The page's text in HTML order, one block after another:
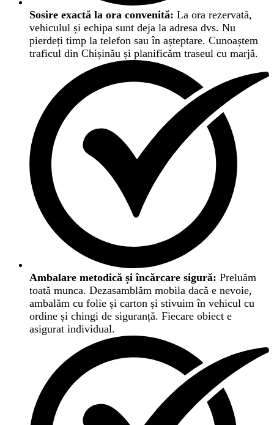
Sosire exactă la ora convenită: La ora rezervată,
vehiculul și echipa sunt deja la adresa dvs. Nu
pierdeți timp la telefon sau în așteptare. Cunoaștem
traficul din Chișinău și planificăm traseul cu marjă.
Ambalare metodică și încărcare sigură: Preluăm
toată munca. Dezasamblăm mobila dacă e nevoie,
ambalăm cu folie și carton și stivuim în vehicul cu
ordine și chingi de siguranță. Fiecare obiect e
asigurat individual.